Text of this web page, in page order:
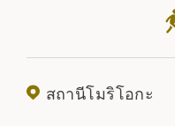
ในท้องถิ่นมาเยี่ยมชมตลอด
สถานีโมริโอกะ